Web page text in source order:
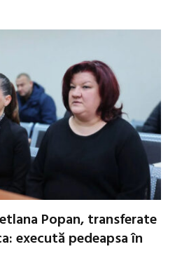
Popan, transferate
execută pedeapsa în